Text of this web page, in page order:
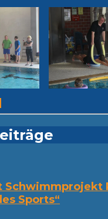
Schwimmprojekt
Sports“